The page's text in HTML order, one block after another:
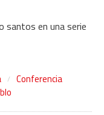
santos en una serie
Conferencia